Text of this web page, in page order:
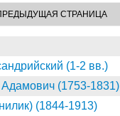
СТРАНИЦА
(1-2 вв.)
(1753-1831)
(1844-1913)